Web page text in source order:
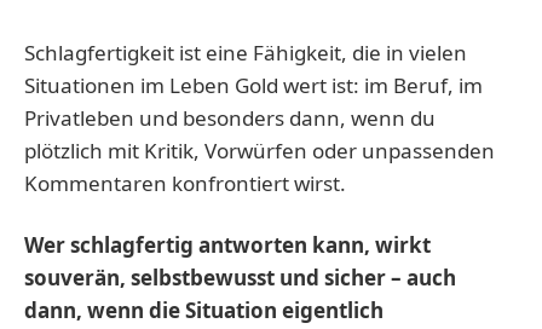
Schlagfertigkeit ist eine Fähigkeit, die in vielen
Situationen im Leben Gold wert ist: im Beruf, im
Privatleben und besonders dann, wenn du
plötzlich mit Kritik, Vorwürfen oder unpassenden
Kommentaren konfrontiert wirst.
Wer schlagfertig antworten kann, wirkt
souverän, selbstbewusst und sicher – auch
dann, wenn die Situation eigentlich